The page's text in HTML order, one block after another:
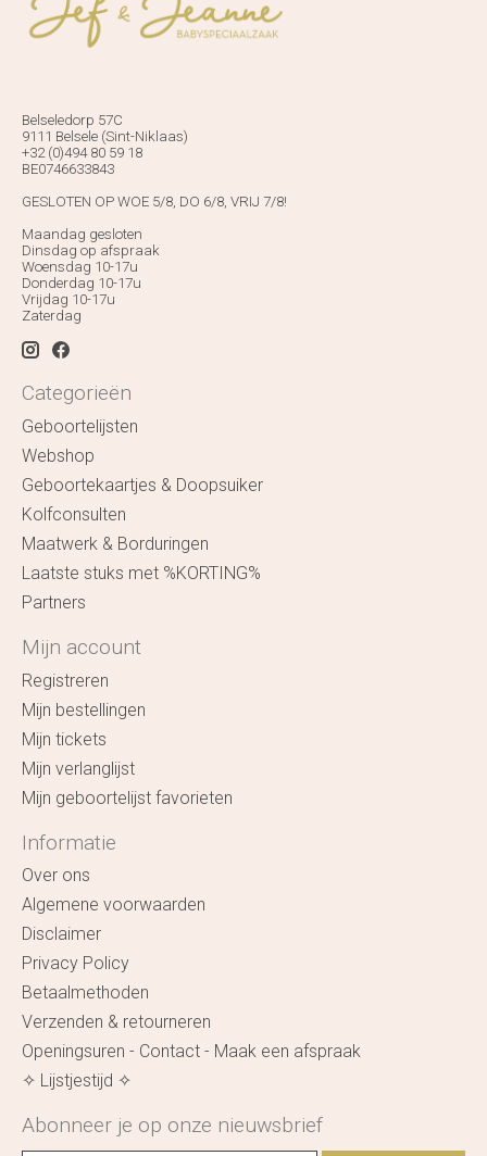
Belseledorp 57C
9111 Belsele (Sint-Niklaas)
+32 (0)494 80 59 18
BE0746633843
GESLOTEN OP WOE 5/8, DO 6/8, VRIJ 7/8!
Maandag gesloten
Dinsdag op afspraak
Woensdag 10-17u
Donderdag 10-17u
Vrijdag 10-17u
Zaterdag
Categorieën
Geboortelijsten
Webshop
Geboortekaartjes & Doopsuiker
Kolfconsulten
Maatwerk & Borduringen
Laatste stuks met %KORTING%
Partners
Mijn account
Registreren
Mijn bestellingen
Mijn tickets
Mijn verlanglijst
Mijn geboortelijst favorieten
Informatie
Over ons
Algemene voorwaarden
Disclaimer
Privacy Policy
Betaalmethoden
Verzenden & retourneren
Openingsuren - Contact - Maak een afspraak
✧ Lijstjestijd ✧
Abonneer je op onze nieuwsbrief